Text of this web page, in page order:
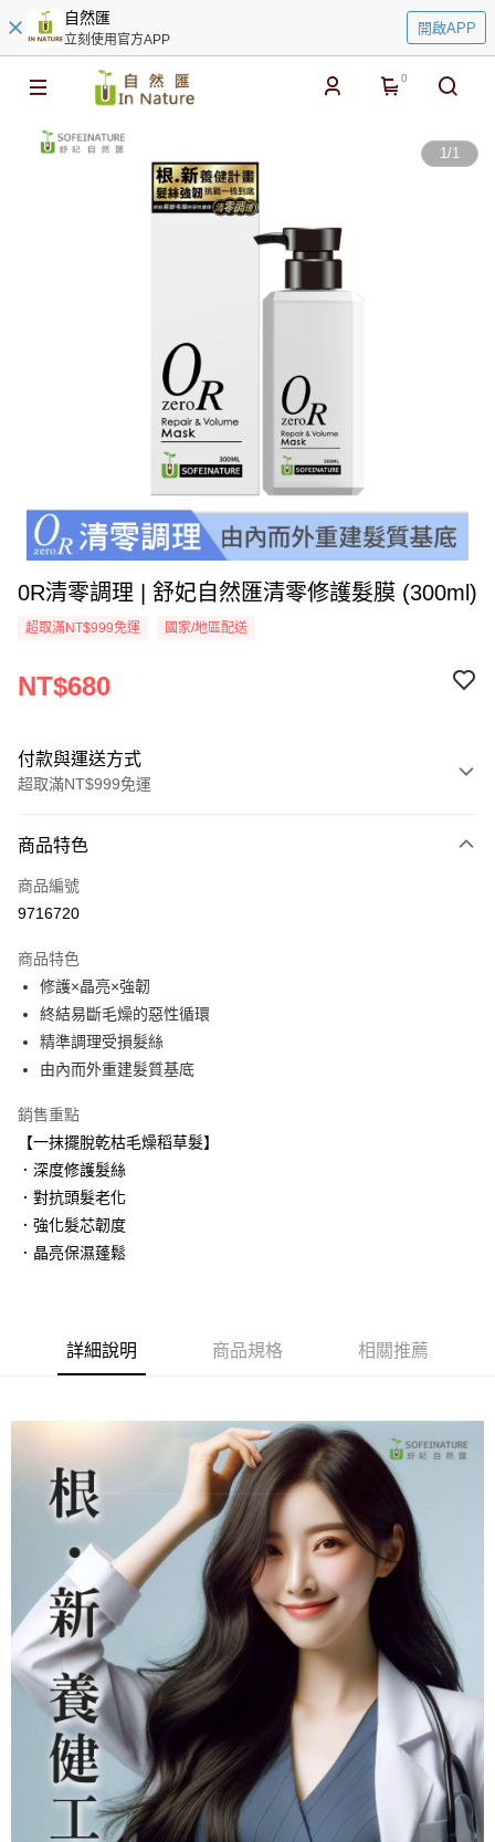
自然匯
立刻使用官方APP
開啟APP
0
1/1
0R清零調理 | 舒妃自然匯清零修護髮膜 (300ml)
超取滿NT$999免運 國家/地區配送
NT$680
付款與運送方式
超取滿NT$999免運
信用卡一次付款
超商取貨付款
Apple Pay
街口支付
悠遊付
Google Pay
AFTEE先享後付
相關說明
【關於「AFTEE先享後付」】
AFTEE先享後付是「在收到商品之後才付款」的支付方式。 讓您購物簡單
便利好安心！
１．簡單：不需註冊會員、不需綁卡、不需儲值。
１．於結帳方式選擇「AFTEE先享後付」後，將跳轉至「AFTEE先享後付」
結帳頁面，進行簡訊認證並確認金額後，即可完成結帳。
ATM／網路銀行／等多元方式進行付款，方視為交易完成。
※ 請注意：結帳手續完成當下不需立刻繳費，但若您需要取消訂單，請聯絡
購買商品的店家。未經商家同意取消之訂單仍視為有效，需透過AFTEE先享
後付繳納相關費用。
※ 交易是否成功請以「AFTEE先享後付 」之結帳頁面顯示為準，若有關於
是否繳費成功／繳費後需取消欲退款等相關疑問，請聯繫「AFTEE先享後付
客戶支援中心」https://netprotections.freshdesk.com/support/home
【注意事項】
１．透過由恩沛科技股份有限公司提供之「AFTEE先享後付」服務完成之交
易，需依本服務之必要範圍內提供個人資料，並將交易相關給付款項請求債
權轉讓予恩沛科技股份有限公司。
２．關於個人資料處理事宜，請瀏覽以下網址：
https://aftee.tw/terms/#terms3
３．未成年的使用者請事先徵得法定代理人或監護人之同意方可使用
「AFTEE先享後付」，若未經同意申辦者引起之損失，本公司不負相關責
任。
４．使用「AFTEE先享後付」時，將依據個別帳號之用戶狀況，依本公司即
時審查核予不同之上限額度；若仍有額度不足之情形，本公司將視審查結果
請求用戶進行身份認證。
５．嚴禁一人註冊多個帳號或使用他人資訊註冊。若發現惡意使用之情形，
付款後全家取貨
每筆NT$80，滿NT$999(含以上)免運費
付款後萊爾富取貨
每筆NT$80，滿NT$999(含以上)免運費
7-11取貨付款
每筆NT$80，滿NT$999(含以上)免運費
付款後7-11取貨
每筆NT$80，滿NT$999(含以上)免運費
每筆NT$80，滿NT$999(含以上)免運費
國家/地區配送 查看運費
商品特色
商品編號
9716720
商品特色
修護×晶亮×強韌
終結易斷毛燥的惡性循環
精準調理受損髮絲
由內而外重建髮質基底
銷售重點
【一抹擺脫乾枯毛燥稻草髮】
．深度修護髮絲
．對抗頭髮老化
．強化髮芯韌度
．晶亮保濕蓬鬆
詳細說明 商品規格 相關推薦